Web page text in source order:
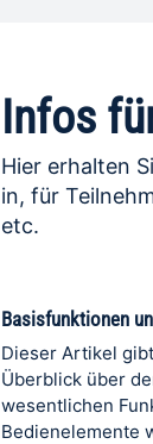
Infos
Hier erhalten
in, für
etc.
Basisfunktionen
Dieser Artikel
Überblick über
wesentlichen
Bedienelemente